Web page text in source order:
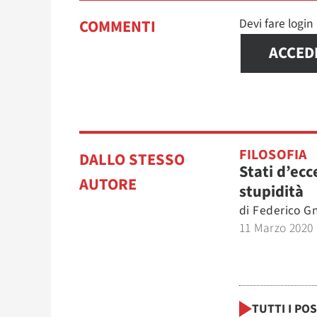
COMMENTI Devi fare
DALLO STESSO
AUTORE
FILOSOFIA
Stati
stupidità
di Federico
11 Marzo 2020
TUTTI I